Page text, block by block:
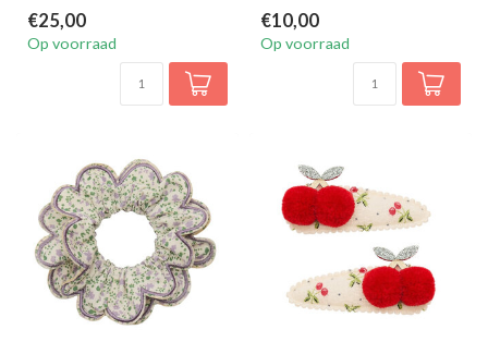
€25,00
Op voorraad
€10,00
Op voorraad